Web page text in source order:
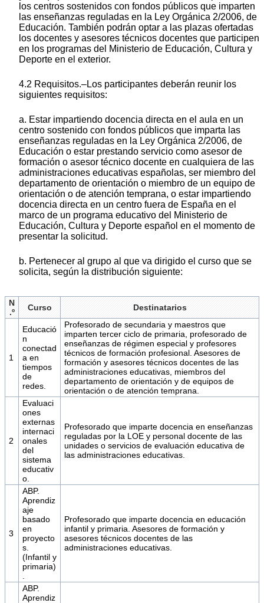
los centros sostenidos con fondos públicos que imparten
las enseñanzas reguladas en la Ley Orgánica 2/2006, de
Educación. También podrán optar a las plazas ofertadas
los docentes y asesores técnicos docentes que participen
en los programas del Ministerio de Educación, Cultura y
Deporte en el exterior.
4.2 Requisitos.–Los participantes deberán reunir los
siguientes requisitos:
a. Estar impartiendo docencia directa en el aula en un
centro sostenido con fondos públicos que imparta las
enseñanzas reguladas en la Ley Orgánica 2/2006, de
Educación o estar prestando servicio como asesor de
formación o asesor técnico docente en cualquiera de las
administraciones educativas españolas, ser miembro del
departamento de orientación o miembro de un equipo de
orientación o de atención temprana, o estar impartiendo
docencia directa en un centro fuera de España en el
marco de un programa educativo del Ministerio de
Educación, Cultura y Deporte español en el momento de
presentar la solicitud.
b. Pertenecer al grupo al que va dirigido el curso que se
solicita, según la distribución siguiente:
N
.º
Curso Destinatarios
1
Educació
n
conectad
a en
tiempos
de
redes.
Profesorado de secundaria y maestros que
imparten tercer ciclo de primaria, profesorado de
enseñanzas de régimen especial y profesores
técnicos de formación profesional. Asesores de
formación y asesores técnicos docentes de las
administraciones educativas, miembros del
departamento de orientación y de equipos de
orientación o de atención temprana.
2
Evaluaci
ones
externas
internaci
onales
del
sistema
educativ
o.
Profesorado que imparte docencia en enseñanzas
reguladas por la LOE y personal docente de las
unidades o servicios de evaluación educativa de
las administraciones educativas.
3
ABP.
Aprendiz
aje
basado
en
proyecto
s.
(Infantil y
primaria)
Profesorado que imparte docencia en educación
infantil y primaria. Asesores de formación y
asesores técnicos docentes de las
administraciones educativas.
ABP.
Aprendiz